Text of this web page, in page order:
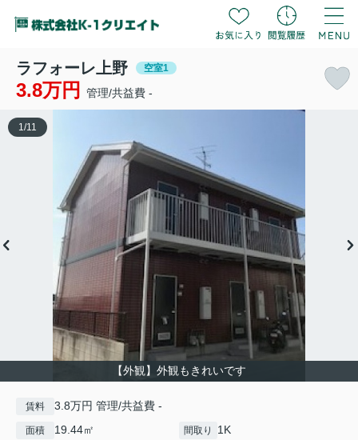
ラフォーレ上野 空室1
3.8万円 管理/共益費 -
【外観】外観もきれいです
1 /11
賃料 3.8万円 管理/共益費 -
面積 19.44㎡ 間取り 1K